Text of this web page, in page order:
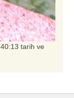
tarih ve